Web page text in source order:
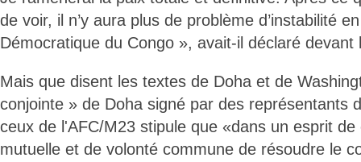
de voir, il n’y aura plus de problème d’instabilité
Démocratique du Congo », avait-il déclaré devant
Mais que disent les textes de Doha et de
conjointe » de Doha signé par des représentants
ceux de l'AFC/M23 stipule que «dans un esprit de
mutuelle et de volonté commune de résoudre le